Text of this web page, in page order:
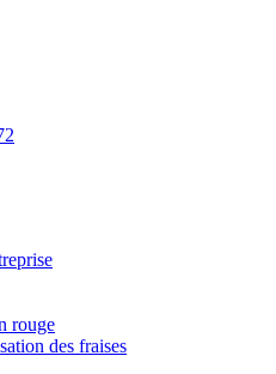
rouge
des fraises